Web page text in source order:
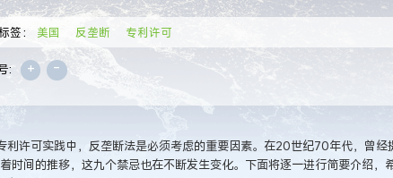
签： 美国 反垄断 专利许可
: + -
利许可实践中，反垄断法是必须考虑的重要因素。在20世纪70年代，曾经
时间的推移，这九个禁忌也在不断发生变化。下面将逐一进行简要介绍，